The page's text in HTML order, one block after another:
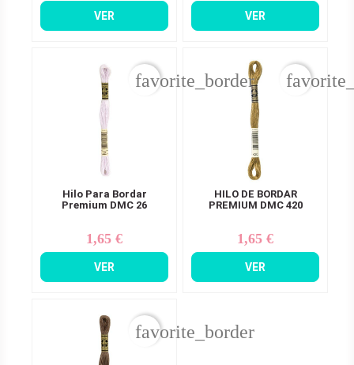
VER VER
Hilo Para Bordar
Premium DMC 26
Precio
1,65 €
VER
favorite_border
HILO DE BORDAR
PREMIUM DMC 420
Precio
1,65 €
VER
favorite_border